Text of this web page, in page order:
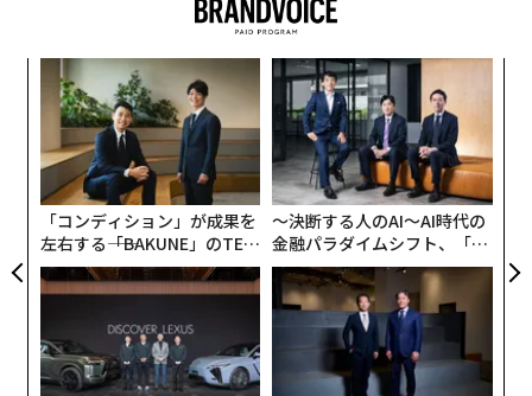
「コンディション」が成果を
左右する――「BAKUNE」のTEN
TIALが支える「挑戦者の明
日」
〜決断する人のAI〜AI時代の
金融パラダイムシフト、「超
個別化」の核心 【MUFG×ウ
ェルスナビ×PwC】